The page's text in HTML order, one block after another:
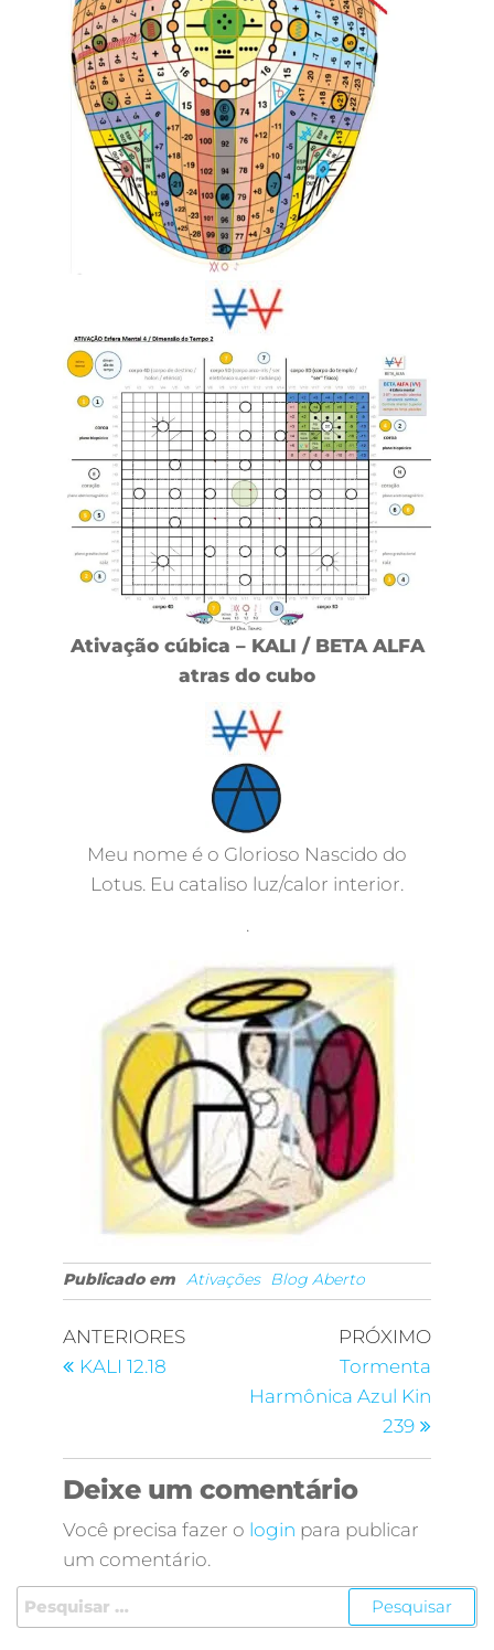
Ativação cúbica – KALI / BETA ALFA
atras do cubo
Meu nome é o Glorioso Nascido do
Lotus. Eu cataliso luz/calor interior.
.
Publicado em Ativações Blog Aberto
ANTERIORES
KALI 12.18
PRÓXIMO
Tormenta
Harmônica Azul Kin
239
Deixe um comentário
Você precisa fazer o login para publicar
um comentário.